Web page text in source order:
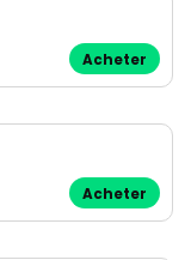
Acheter
Acheter